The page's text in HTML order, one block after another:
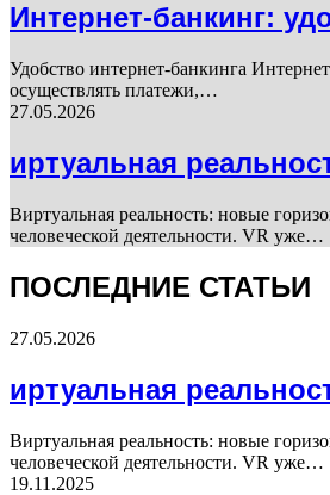
Интернет-банкинг:
Удобство интернет-банкинга
осуществлять платежи,…
27.05.2026
иртуальная
Виртуальная реальность: новые
человеческой деятельности. VR уже…
ПОСЛЕДНИЕ СТАТЬИ
27.05.2026
иртуальная
Виртуальная реальность: новые
человеческой деятельности. VR уже…
19.11.2025